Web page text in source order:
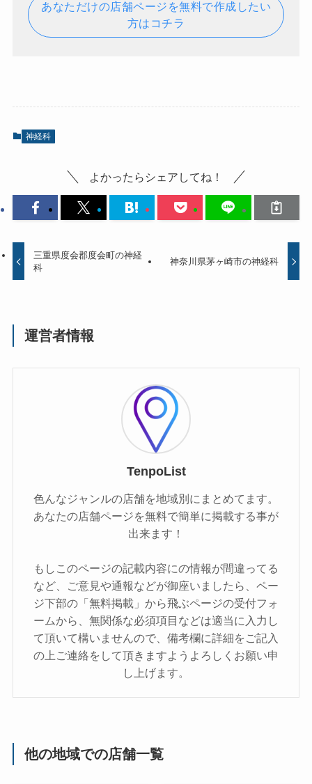
あなただけの店舗ページを無料で作成したい
方はコチラ
神経科
よかったらシェアしてね！
三重県度会郡度会町の神経
科
神奈川県茅ヶ崎市の神経科
運営者情報
TenpoList
色んなジャンルの店舗を地域別にまとめてます。
あなたの店舗ページを無料で簡単に掲載する事が
出来ます！
もしこのページの記載内容にの情報が間違ってる
など、ご意見や通報などが御座いましたら、ペー
ジ下部の「無料掲載」から飛ぶページの受付フォ
ームから、無関係な必須項目などは適当に入力し
て頂いて構いませんので、備考欄に詳細をご記入
の上ご連絡をして頂きますようよろしくお願い申
し上げます。
他の地域での店舗一覧